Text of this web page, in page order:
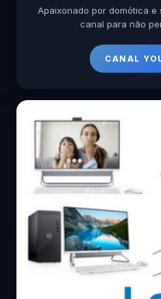
Apaixonado por domótica e
canal para não
CANAL